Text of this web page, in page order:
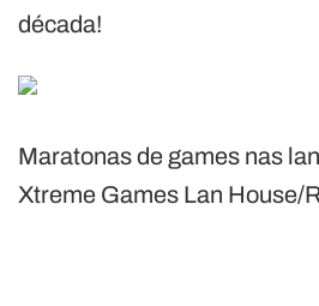
década!
Maratonas de games nas
Xtreme Games Lan House/